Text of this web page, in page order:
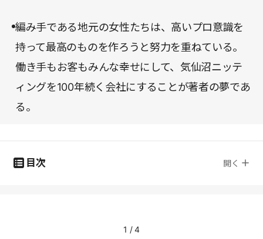
編み手である地元の女性たちは、高いプロ意識を
持って最高のものを作ろうと努力を重ねている。
働き手もお客もみんな幸せにして、気仙沼ニッテ
ィングを100年続く会社にすることが著者の夢であ
る。
目次 開く
1 /4